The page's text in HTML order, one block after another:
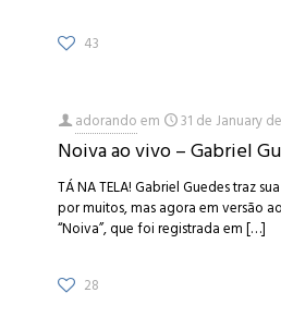
43
adorandoem 31 de January
Noiva ao vivo – Gabriel
TÁ NA TELA! Gabriel Guedes traz
por muitos, mas agora em versão
“Noiva”, que foi registrada em[…]
28